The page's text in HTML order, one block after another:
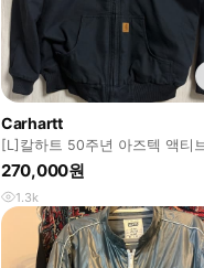
Carhartt
[L]칼하트 50주년 아즈텍 액티
270,000원
1.3k